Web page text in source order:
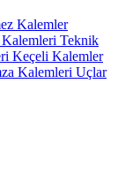
Kalemler
Teknik
Keçeli Kalemler
Kalemleri Uçlar